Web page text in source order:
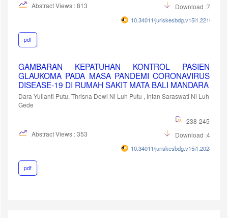
Abstract Views : 813
Download :784
10.34011/juriskesbdg.v15i1.2216
pdf
GAMBARAN KEPATUHAN KONTROL PASIEN
GLAUKOMA PADA MASA PANDEMI CORONAVIRUS
DISEASE-19 DI RUMAH SAKIT MATA BALI MANDARA
Dara Yulianti Putu, Thrisna Dewi Ni Luh Putu , Intan Saraswati Ni Luh
Gede
238-245
Abstract Views : 353
Download :435
10.34011/juriskesbdg.v15i1.2028
pdf